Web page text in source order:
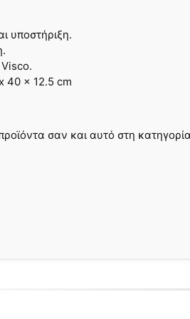
υποστήριξη.
40 x 12.5 cm
σαν και αυτό στη